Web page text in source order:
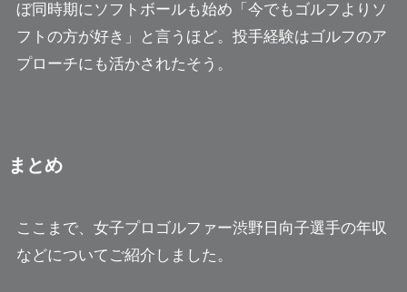
ぼ同時期にソフトボールも始め「今でもゴルフよりソ
フトの方が好き」と言うほど。投手経験はゴルフのア
プローチにも活かされたそう。
まとめ
ここまで、女子プロゴルファー渋野日向子選手の年収
などについてご紹介しました。